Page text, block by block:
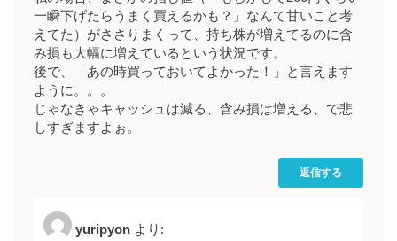
一瞬下げたらうまく買えるかも？」なんて甘いこと考
えてた）がささりまくって、持ち株が増えてるのに含
み損も大幅に増えているという状況です。
後で、「あの時買っておいてよかった！」と言えます
ように。。。
じゃなきゃキャッシュは減る、含み損は増える、で悲
しすぎますよぉ。
返信する
yuripyon より: